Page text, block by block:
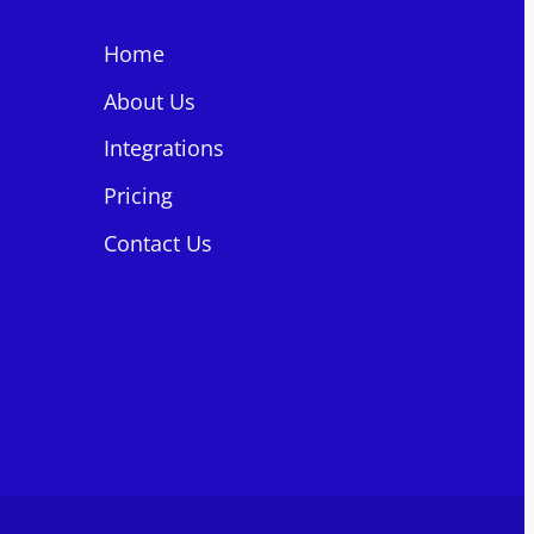
Home
About Us
Integrations
Pricing
Contact Us